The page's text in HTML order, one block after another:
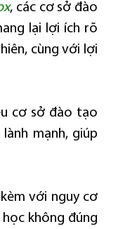
, các cơ sở đào
lại lợi ích rõ
cùng với lợi
cơ sở đào tạo
mạnh, giúp
với nguy cơ
không đúng